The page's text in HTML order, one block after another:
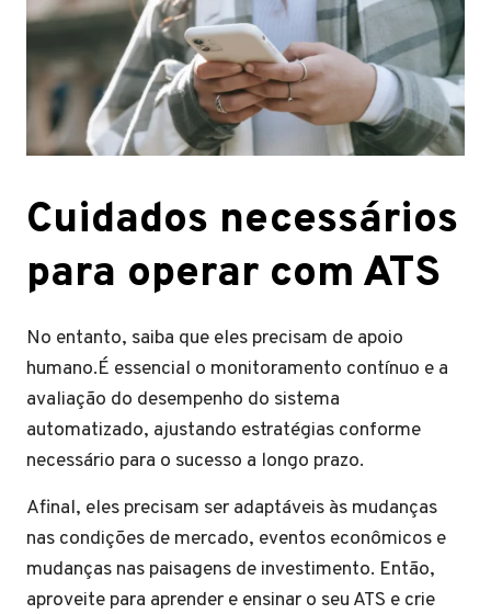
Cuidados necessários
para operar com ATS
No entanto, saiba que eles precisam de apoio
humano.É essencial o monitoramento contínuo e a
avaliação do desempenho do sistema
automatizado, ajustando estratégias conforme
necessário para o sucesso a longo prazo.
Afinal, eles precisam ser adaptáveis às mudanças
nas condições de mercado, eventos econômicos e
mudanças nas paisagens de investimento. Então,
aproveite para aprender e ensinar o seu ATS e crie